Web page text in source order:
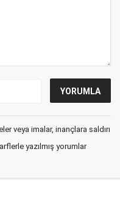
veya imalar, inançlara saldırı
yazılmış yorumlar